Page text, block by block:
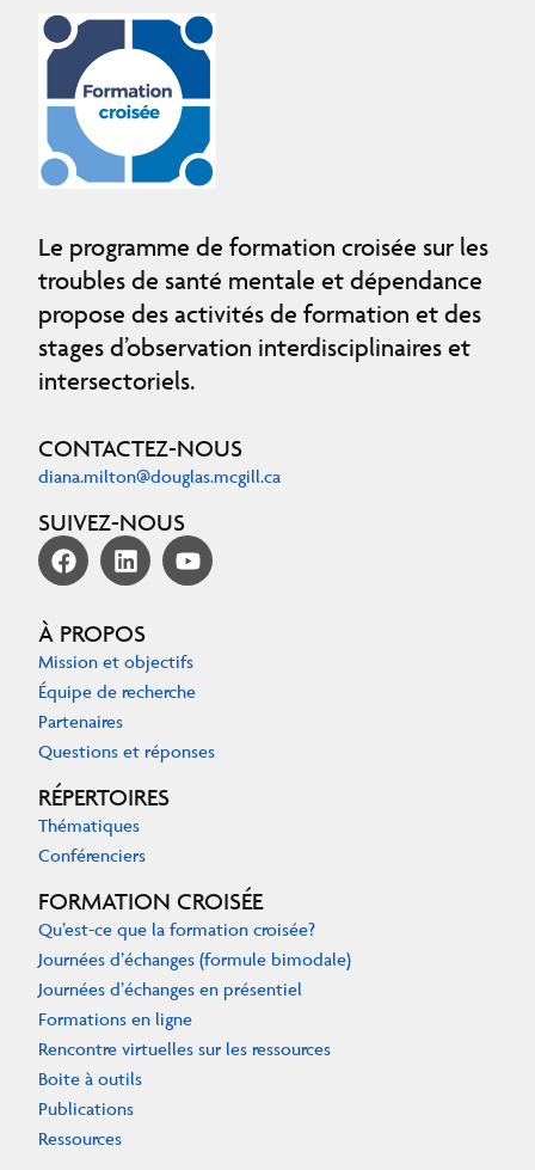
Le programme de formation croisée sur les
troubles de santé mentale et dépendance
propose des activités de formation et des
stages d’observation interdisciplinaires et
intersectoriels.
CONTACTEZ-NOUS
diana.milton@douglas.mcgill.ca
SUIVEZ-NOUS
À PROPOS
Mission et objectifs
Équipe de recherche
Partenaires
Questions et réponses
RÉPERTOIRES
Thématiques
Conférenciers
FORMATION CROISÉE
Qu’est-ce que la formation croisée?
Journées d’échanges (formule bimodale)
Journées d’échanges en présentiel
Formations en ligne
Rencontre virtuelles sur les ressources
Boite à outils
Publications
Ressources